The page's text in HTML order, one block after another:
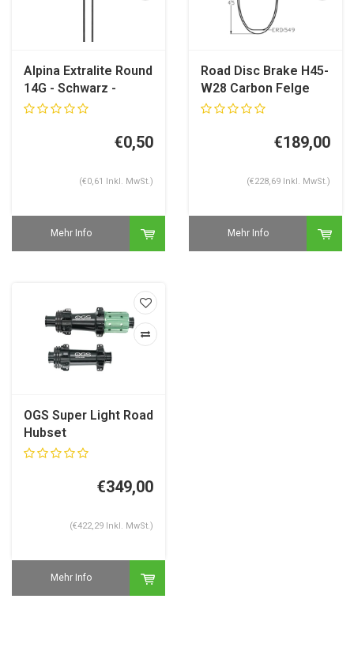
Alpina Extralite Round
14G - Schwarz -
Straight Pull
€0,50
(€0,61 Inkl. MwSt.)
Mehr Info
Road Disc Brake H45-
W28 Carbon Felge
€189,00
(€228,69 Inkl. MwSt.)
Mehr Info
OGS Super Light Road
Hubset
€349,00
(€422,29 Inkl. MwSt.)
Mehr Info